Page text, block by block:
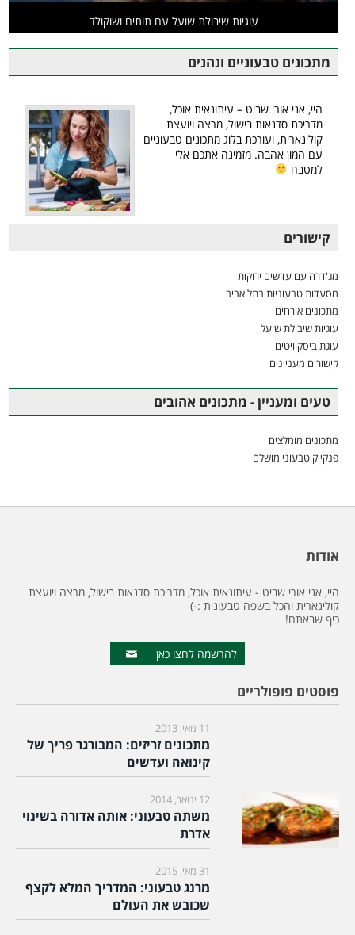
עוגיות שיבולת שועל עם תותים ושוקולד
מתכונים טבעוניים ונהנים
היי, אני אורי שביט – עיתונאית אוכל,
מדריכת סדנאות בישול, מרצה ויועצת
קולינארית, ועורכת בלוג מתכונים טבעוניים
עם המון אהבה. מזמינה אתכם אלי
למטבח
קישורים
מג'דרה עם עדשים ירוקות
מסעדות טבעוניות בתל אביב
מתכונים אורחים
עוגיות שיבולת שועל
עוגת ביסקוויטים
קישורים מעניינים
טעים ומעניין - מתכונים אהובים
מתכונים מומלצים
פנקייק טבעוני מושלם
אודות
היי, אני אורי שביט - עיתונאית אוכל, מדריכת סדנאות בישול, מרצה ויועצת
קולינארית והכל בשפה טבעונית :-)
כיף שבאתם!
להרשמה לחצו כאן
פוסטים פופולריים
11 מאי, 2013
מתכונים זריזים: המבורגר פריך של
קינואה ועדשים
12 ינואר, 2014
משתה טבעוני: אותה אדורה בשינוי
אדרת
31 מאי, 2015
מרנג טבעוני: המדריך המלא לקצף
שכובש את העולם